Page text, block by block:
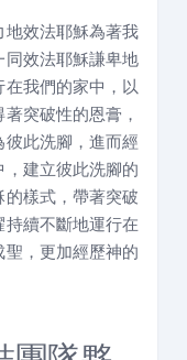
效法耶穌為著我
效法耶穌謙卑地
我們的家中，以
突破性的恩膏，
此洗腳，進而經
建立彼此洗腳的
樣式，帶著突破
續不斷地運行在
，更加經歷神的